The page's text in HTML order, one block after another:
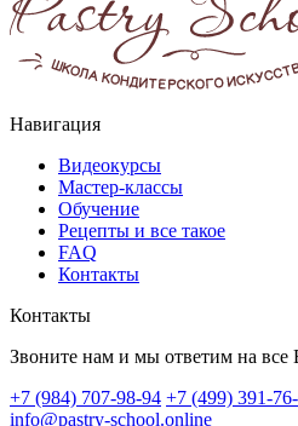
Навигация
Видеокурсы
Мастер-классы
Обучение
Рецепты и все такое
FAQ
Контакты
Контакты
Звоните нам и мы ответим на
+7 (984) 707-98-94 +7 (499) 391-
info@pastry-school.online